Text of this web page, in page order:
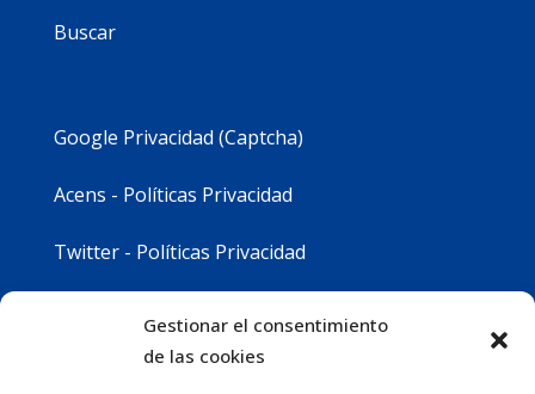
Gestionar el consentimiento
de las cookies
Buscar
Google Privacidad (Captcha)
Acens - Políticas Privacidad
Twitter - Políticas Privacidad
Instagram - Políticas Privacidad